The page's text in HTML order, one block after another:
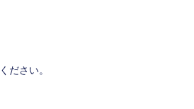
ださい。